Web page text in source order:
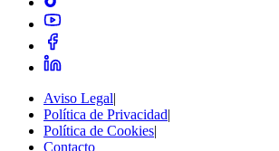
Aviso Legal|
Política de Privacidad|
Política de Cookies|
Contacto